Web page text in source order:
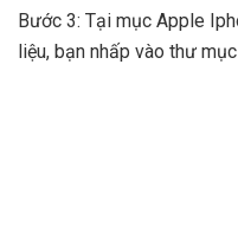
Bước 3: Tại mục Apple
liệu, bạn nhấp vào thư